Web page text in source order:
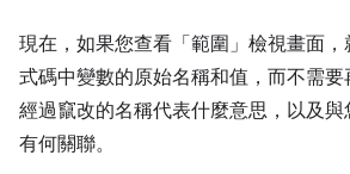
現在，如果您查看「範圍」 檢視畫面，
式碼中變數的原始名稱和值，而不需要
經過竄改的名稱代表什麼意思，以及
有何關聯。